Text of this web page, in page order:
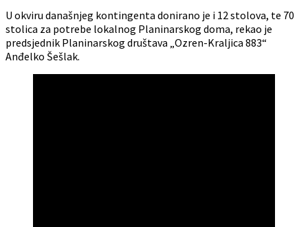
U okviru današnjeg kontingenta donirano je i 12 stolova, te 70
stolica za potrebe lokalnog Planinarskog doma, rekao je
predsjednik Planinarskog društava „Ozren-Kraljica 883“
Anđelko Šešlak.